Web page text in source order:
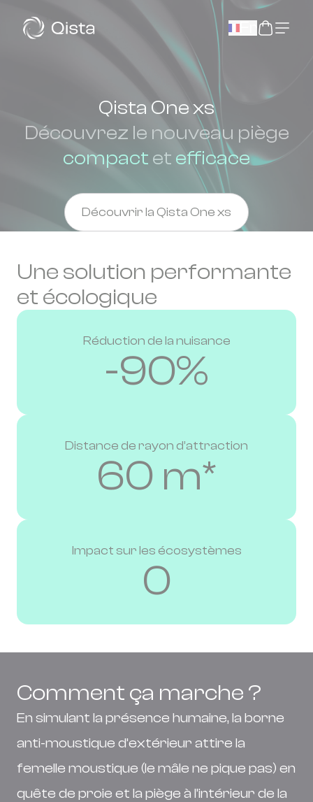
Qista One xs
Découvrez le nouveau piège
compact et efficace
Découvrir la Qista One xs
Une solution performante
et écologique
Réduction de la nuisance
-90%
Distance de rayon d’attraction
60 m*
Impact sur les écosystèmes
0
Comment ça marche ?
En simulant la présence humaine, la borne
anti-moustique d’extérieur attire la
femelle moustique (le mâle ne pique pas) en
quête de proie et la piège à l’intérieur de la